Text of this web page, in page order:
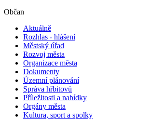
Občan
Aktuálně
Rozhlas - hlášení
Městský úřad
Rozvoj města
Organizace města
Dokumenty
Územní plánování
Správa hřbitovů
Příležitosti a nabídky
Orgány města
Kultura, sport a spolky